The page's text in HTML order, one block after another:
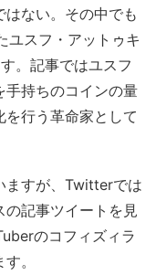
ない。その中でも
ユスフ・アットゥキ
。記事ではユスフ
手持ちのコインの量
行う革命家として
ますが、Twitterでは
記事ツイートを見
のコフィズィラ
。